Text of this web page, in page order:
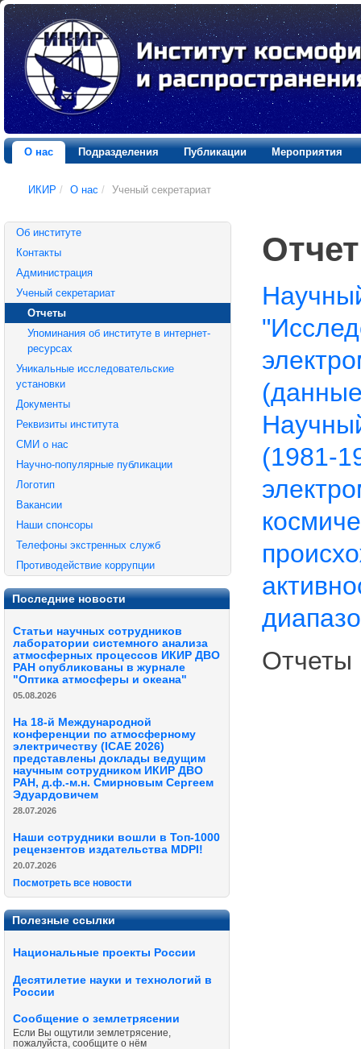
О нас Подразделения Публикации Мероприятия
ИКИР / О нас / Ученый секретариат
Об институте
Контакты
Администрация
Ученый секретариат
Отчеты
Упоминания об институте в интернет-
ресурсах
Уникальные исследовательские
установки
Документы
Реквизиты института
СМИ о нас
Научно-популярные публикации
Логотип
Вакансии
Наши спонсоры
Телефоны экстренных служб
Противодействие коррупции
Последние новости
Статьи научных сотрудников
лаборатории системного анализа
атмосферных процессов ИКИР ДВО
РАН опубликованы в журнале
"Оптика атмосферы и океана"
05.08.2026
На 18-й Международной
конференции по атмосферному
электричеству (ICAE 2026)
представлены доклады ведущим
научным сотрудником ИКИР ДВО
РАН, д.ф.-м.н. Смирновым Сергеем
Эдуардовичем
28.07.2026
Наши сотрудники вошли в Топ-1000
рецензентов издательства MDPI!
20.07.2026
Посмотреть все новости
Полезные ссылки
Национальные проекты России
Десятилетие науки и технологий в
России
Сообщение о землетрясении
Если Вы ощутили землетрясение,
пожалуйста, сообщите о нём
(1981-
Отчеты